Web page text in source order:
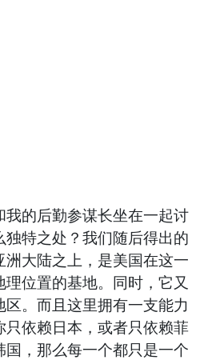
我的后勤参谋长坐在一起讨
特之处？我们随后得出的
大陆之上，是美国在这一
位置的基地。同时，它又
。而且这里拥有一支能力
只依赖日本，或者只依赖菲
，那么每一个都只是一个